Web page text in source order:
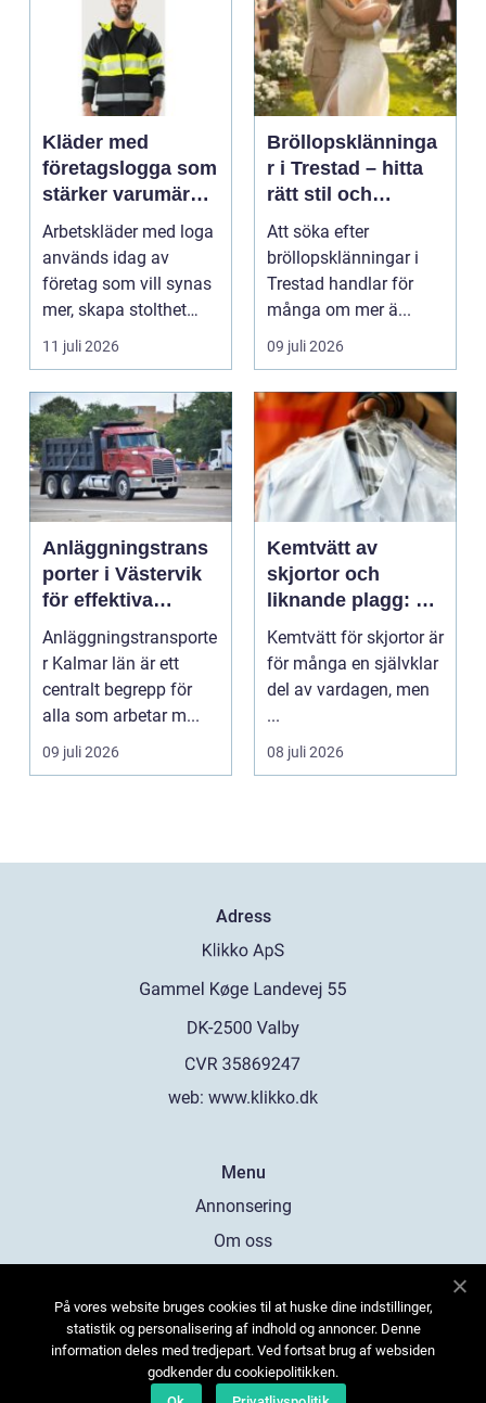
Kläder med
företagslogga som
stärker varumärket
varje dag
Arbetskläder med loga
används idag av
företag som vill synas
mer, skapa stolthet
inte...
11 juli 2026
Bröllopsklänninga
r i Trestad – hitta
rätt stil och
passform inför den
stora dagen
Att söka efter
bröllopsklänningar i
Trestad handlar för
många om mer ä...
09 juli 2026
Anläggningstrans
porter i Västervik
för effektiva
byggprojekt
Anläggningstransporte
r Kalmar län är ett
centralt begrepp för
alla som arbetar m...
09 juli 2026
Kemtvätt av
skjortor och
liknande plagg: Så
fungerar
professionell
klädvård i
Kemtvätt för skjortor är
för många en självklar
del av vardagen, men
...
08 juli 2026
Adress
web: www.klikko.dk
Menu
Annonsering
Om oss
Kontakta oss
Sitemap
På vores website bruges cookies til at huske dine indstillinger,
statistik og personalisering af indhold og annoncer. Denne
information deles med tredjepart. Ved fortsat brug af websiden
godkender du cookiepolitikken.